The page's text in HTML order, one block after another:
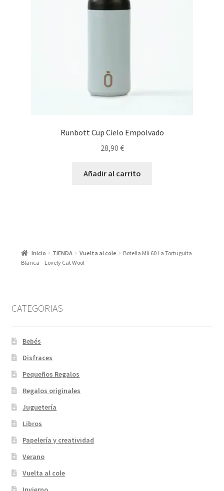
Runbott Cup Cielo Empolvado
28,90 €
Añadir al carrito
Inicio TIENDA Vuelta al cole
Botella Mii 60 La Tortuguita
Blanca – Lovely Cat Wool
CATEGORIAS
Bebés
Disfraces
Pequeños Regalos
Regalos originales
Juguetería
Libros
Papelería y creatividad
Verano
Vuelta al cole